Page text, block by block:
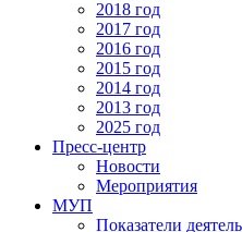
2018 год
2017 год
2016 год
2015 год
2014 год
2013 год
2025 год
Пресс-центр
Новости
Мероприятия
МУП
Показатели